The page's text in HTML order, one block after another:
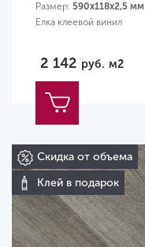
Размер: 590х118х2,5 мм
Елка клеевой винил
2 142 руб. м2
Скидка от объема
Клей в подарок